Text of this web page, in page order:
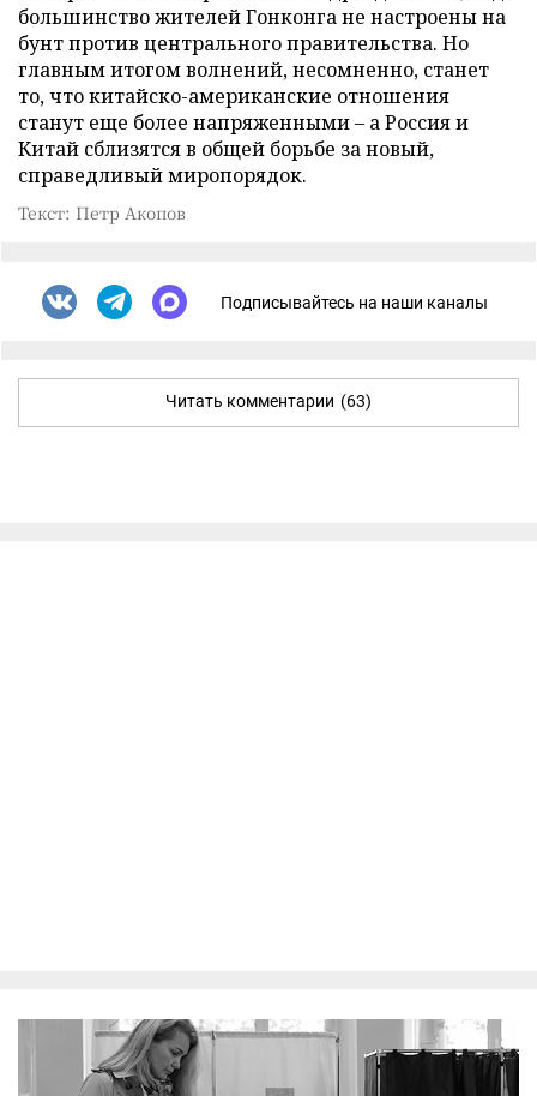
большинство жителей Гонконга не настроены на
бунт против центрального правительства. Но
главным итогом волнений, несомненно, станет
то, что китайско-американские отношения
станут еще более напряженными – а Россия и
Китай сблизятся в общей борьбе за новый,
справедливый миропорядок.
Текст: Петр Акопов
Подписывайтесь на наши каналы
Читать комментарии (63)